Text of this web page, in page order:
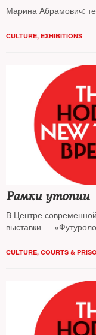
Марина Абрамович:
CULTURE, EXHIBITIONS
Рамки утопии
В Центре
выставки —
CULTURE, COURTS &